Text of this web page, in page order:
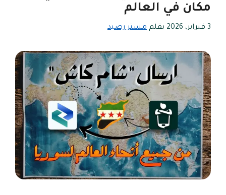
مكان في العالم
3 فبراير، 2026 بقلم مستر رصيد